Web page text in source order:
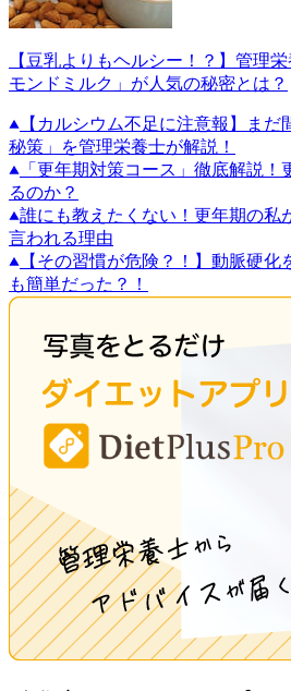
【豆乳よりもヘルシー！？】管理
モンドミルク」が人気の秘密とは？
【カルシウム不足に注意報】ま
秘策」を管理栄養士が解説！
「更年期対策コース」徹底解説！
るのか？
誰にも教えたくない！更年期の私
言われる理由
【その習慣が危険？！】動脈硬
も簡単だった？！